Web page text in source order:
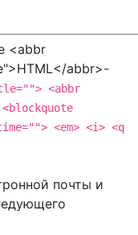
<abbr
abbr>-
<abbr
<em> <i> <q
почты и